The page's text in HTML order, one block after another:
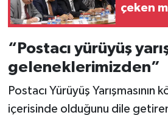
çeken
“Postacı yürüyüş
geleneklerimizden”
Postacı Yürüyüş Yarışmasının
içerisinde olduğunu dile